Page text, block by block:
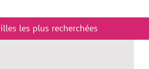
les plus recherchées